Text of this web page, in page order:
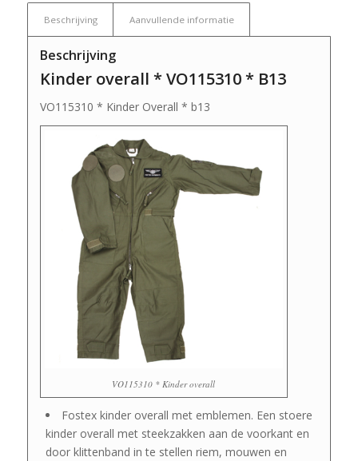
Beschrijving Aanvullende informatie
Beschrijving
Kinder overall * VO115310 * B13
VO115310 * Kinder Overall * b13
VO115310 * Kinder overall
Fostex kinder overall met emblemen. Een stoere
kinder overall met steekzakken aan de voorkant en
door klittenband in te stellen riem, mouwen en